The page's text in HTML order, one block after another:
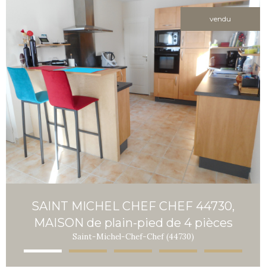
vendu
SAINT MICHEL CHEF CHEF 44730,
MAISON de plain-pied de 4 pièces
Saint-Michel-Chef-Chef (44730)